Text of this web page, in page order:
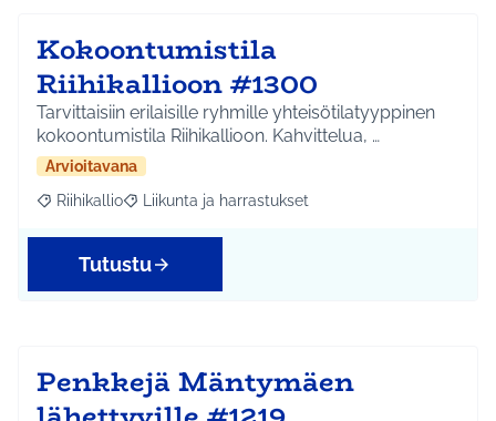
Kokoontumistila
Riihikallioon #1300
Tarvittaisiin erilaisille ryhmille yhteisötilatyyppinen
kokoontumistila Riihikallioon. Kahvittelua, …
Arvioitavana
Rajaa tulokset aihepiirin mukaan: Riihikallio
Riihikallio Rajaa tulokset teeman mukaan: Liikunta ja
Liikunta ja harrastukset
Tutustu
Penkkejä Mäntymäen